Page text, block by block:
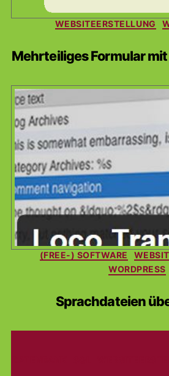
WEBSITEERSTELLUNG
Mehrteiliges Formular
(FREE-) SOFTWARE
WORDPRESS
Sprachdateien